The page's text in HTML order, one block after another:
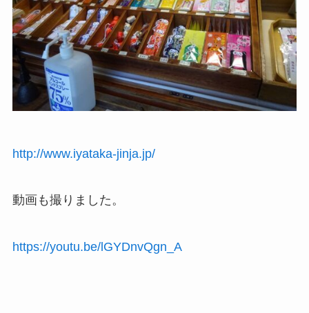
http://www.iyataka-jinja.jp/
動画も撮りました。
https://youtu.be/lGYDnvQgn_A